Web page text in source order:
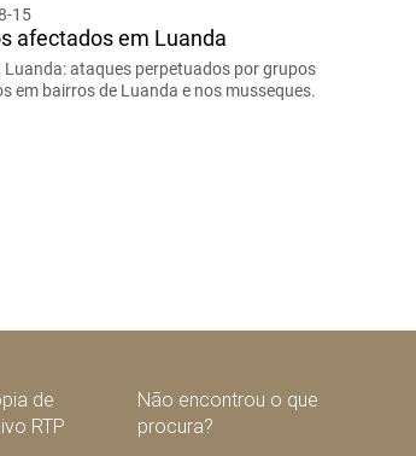
15
afectados em Luanda
Luanda: ataques perpetuados por grupos
em bairros de Luanda e nos musseques.
de
RTP
Não encontrou o que
procura?